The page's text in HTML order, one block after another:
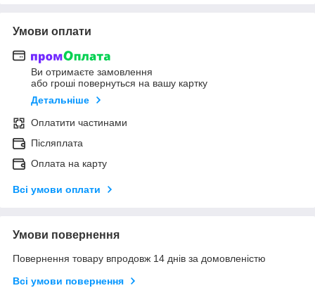
Умови оплати
Ви отримаєте замовлення
або гроші повернуться на вашу картку
Детальніше
Оплатити частинами
Післяплата
Оплата на карту
Всі умови оплати
Умови повернення
Повернення товару впродовж 14 днів за домовленістю
Всі умови повернення